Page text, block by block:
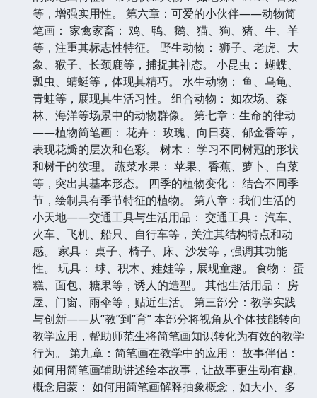
等，增强实用性。 第六章：可爱的小伙伴——动物简
笔画： 家禽家畜： 鸡、鸭、鹅、猫、狗、猪、牛、羊
等，注重其标志性特征。 野生动物： 狮子、老虎、大
象、猴子、长颈鹿等，捕捉其神态。 小昆虫： 蝴蝶、
瓢虫、蜻蜓等，体现其精巧。 水生动物： 鱼、乌龟、
青蛙等，展现其生活习性。 组合动物： 如农场、森
林、海洋等场景中的动物群像。 第七章：生命的律动
——植物简笔画： 花卉： 玫瑰、向日葵、郁金香等，
表现花瓣的层次和色彩。 树木： 学习不同树冠的形状
和树干的纹理。 蔬菜水果： 苹果、香蕉、萝卜、白菜
等，突出其基本形态。 四季的植物变化： 结合不同季
节，绘制具有季节特征的植物。 第八章：我们生活的
小天地——交通工具与生活用品： 交通工具： 汽车、
火车、飞机、船只、自行车等，关注其结构特点和动
感。 家具： 桌子、椅子、床、沙发等，强调其功能
性。 玩具： 球、积木、娃娃等，展现童趣。 食物： 蛋
糕、面包、糖果等，诱人的造型。 其他生活用品： 房
屋、门窗、雨伞等，贴近生活。 第三部分：教学实践
与创新——从“教”到“育” 本部分将视角从个体技能转向
教学应用，帮助师范生将简笔画知识转化为有效的教学
行为。 第九章：简笔画在教学中的应用： 故事伴侣：
如何用简笔画辅助讲述绘本故事，让故事更生动有趣。
概念启蒙： 如何用简笔画解释抽象概念，如大小、多